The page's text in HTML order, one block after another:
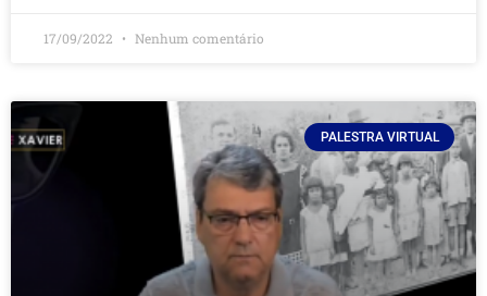
17/09/2022 Nenhum comentário
PALESTRA VIRTUAL